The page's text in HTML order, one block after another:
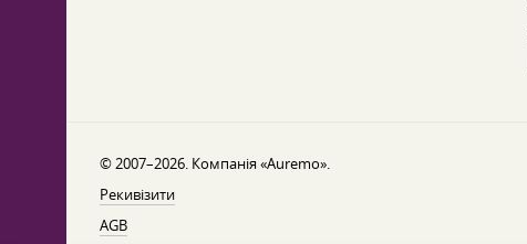
© 2007–2026. Компанія «Auremo».
Рекивізити
AGB